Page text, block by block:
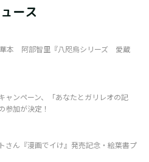
ース
華本 阿部智里『八咫烏シリーズ 愛蔵
ャンペーン、「あなたとガリレオの記
参加が決定！
さん『漫画でイけ』発売記念・絵葉書プ